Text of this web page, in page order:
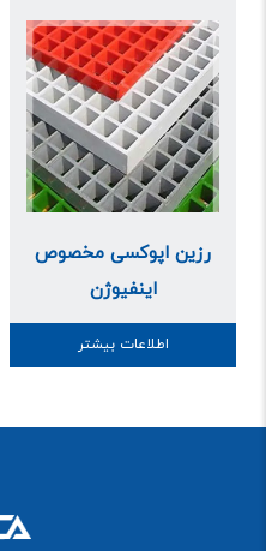
رزین اپوکسی مخصوص
اینفیوژن
اطلاعات بیشتر